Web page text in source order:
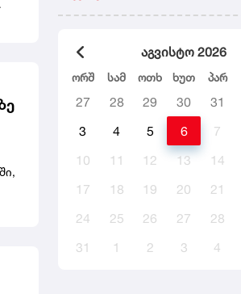
აგვისტო 2026
ორშ სამ ოთხ ხუთ პარ
27 28 29 30 31
3
4 5 6 7
10
11 12 13 14
17
18 19 20 21
24
25 26 27 28
31
1 2 3 4